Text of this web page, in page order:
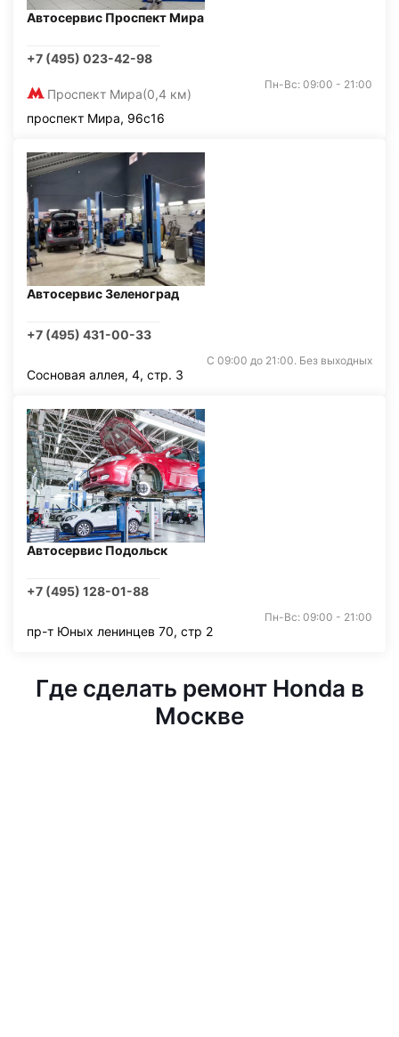
Автосервис Проспект Мира
+7 (495) 023-42-98
Проспект Мира(0,4 км)
Пн-Вс: 09:00 - 21:00
проспект Мира, 96с16
Автосервис Зеленоград
+7 (495) 431-00-33
С 09:00 до 21:00. Без выходных
Сосновая аллея, 4, стр. 3
Автосервис Подольск
+7 (495) 128-01-88
Пн-Вс: 09:00 - 21:00
пр-т Юных ленинцев 70, стр 2
Где сделать ремонт Honda в
Москве